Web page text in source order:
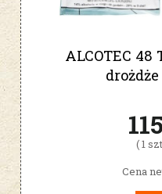
ALCOTEC 48
( 1
Cena